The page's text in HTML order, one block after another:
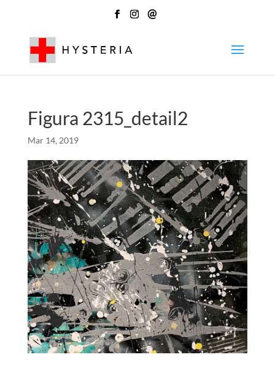
@
Figura 2315_detail2
Mar 14, 2019